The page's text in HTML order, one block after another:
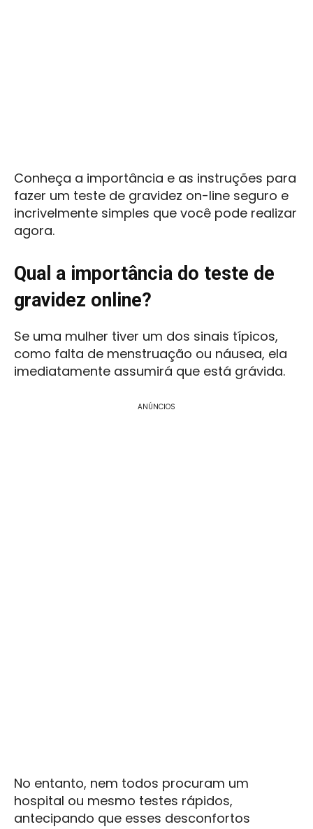
Conheça a importância e as instruções para
fazer um teste de gravidez on-line seguro e
incrivelmente simples que você pode realizar
agora.
Qual a importância do teste de
gravidez online?
Se uma mulher tiver um dos sinais típicos,
como falta de menstruação ou náusea, ela
imediatamente assumirá que está grávida.
ANÚNCIOS
No entanto, nem todos procuram um
hospital ou mesmo testes rápidos,
antecipando que esses desconfortos